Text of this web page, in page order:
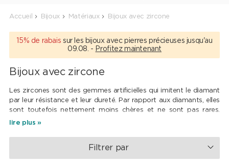
Accueil Bijoux Matériaux Bijoux avec zircone
15% de rabais sur les bijoux avec pierres précieuses jusqu'au
09.08. - Profitez maintenant
Bijoux avec zircone
Les zircones sont des gemmes artificielles qui imitent le diamant
par leur résistance et leur dureté. Par rapport aux diamants, elles
sont toutefois nettement moins chères et ne sont pas rares.
Extérieurement, elles ressemblent à s'y méprendre à des
des examens complexes. Grâce à leur éclat intense et à leur
longévité, les zircones sont de plus en plus souvent utilisées dans
les bagues et autres bijoux.
lire plus »
Filtrer par